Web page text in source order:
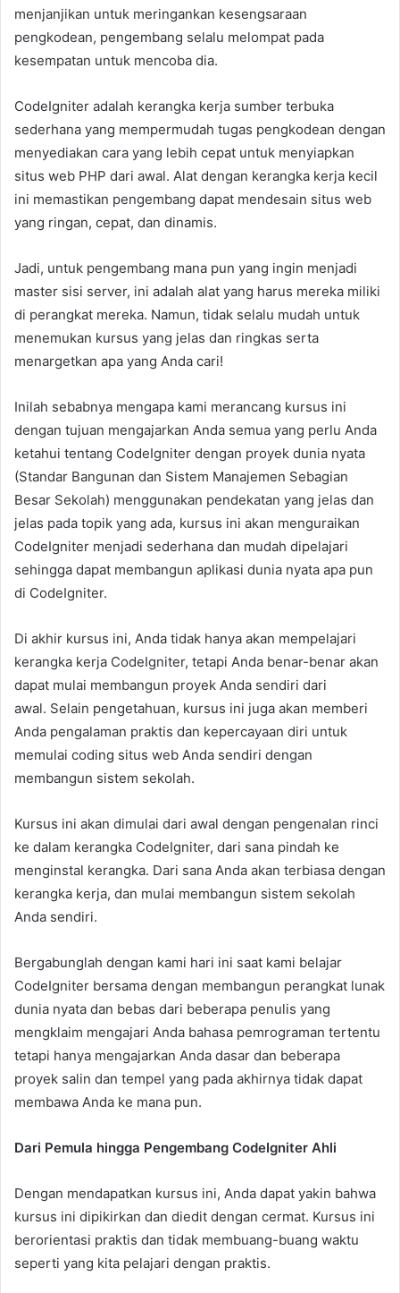
menjanjikan untuk meringankan kesengsaraan
pengkodean, pengembang selalu melompat pada
kesempatan untuk mencoba dia.
CodeIgniter adalah kerangka kerja sumber terbuka
sederhana yang mempermudah tugas pengkodean dengan
menyediakan cara yang lebih cepat untuk menyiapkan
situs web PHP dari awal. Alat dengan kerangka kerja kecil
ini memastikan pengembang dapat mendesain situs web
yang ringan, cepat, dan dinamis.
Jadi, untuk pengembang mana pun yang ingin menjadi
master sisi server, ini adalah alat yang harus mereka miliki
di perangkat mereka. Namun, tidak selalu mudah untuk
menemukan kursus yang jelas dan ringkas serta
menargetkan apa yang Anda cari!
Inilah sebabnya mengapa kami merancang kursus ini
dengan tujuan mengajarkan Anda semua yang perlu Anda
ketahui tentang CodeIgniter dengan proyek dunia nyata
(Standar Bangunan dan Sistem Manajemen Sebagian
Besar Sekolah) menggunakan pendekatan yang jelas dan
jelas pada topik yang ada, kursus ini akan menguraikan
CodeIgniter menjadi sederhana dan mudah dipelajari
sehingga dapat membangun aplikasi dunia nyata apa pun
di CodeIgniter.
Di akhir kursus ini, Anda tidak hanya akan mempelajari
kerangka kerja CodeIgniter, tetapi Anda benar-benar akan
dapat mulai membangun proyek Anda sendiri dari
awal. Selain pengetahuan, kursus ini juga akan memberi
Anda pengalaman praktis dan kepercayaan diri untuk
memulai coding situs web Anda sendiri dengan
membangun sistem sekolah.
Kursus ini akan dimulai dari awal dengan pengenalan rinci
ke dalam kerangka CodeIgniter, dari sana pindah ke
menginstal kerangka. Dari sana Anda akan terbiasa dengan
kerangka kerja, dan mulai membangun sistem sekolah
Anda sendiri.
Bergabunglah dengan kami hari ini saat kami belajar
CodeIgniter bersama dengan membangun perangkat lunak
dunia nyata dan bebas dari beberapa penulis yang
mengklaim mengajari Anda bahasa pemrograman tertentu
tetapi hanya mengajarkan Anda dasar dan beberapa
proyek salin dan tempel yang pada akhirnya tidak dapat
membawa Anda ke mana pun.
Dari Pemula hingga Pengembang CodeIgniter Ahli
Dengan mendapatkan kursus ini, Anda dapat yakin bahwa
kursus ini dipikirkan dan diedit dengan cermat. Kursus ini
berorientasi praktis dan tidak membuang-buang waktu
seperti yang kita pelajari dengan praktis.